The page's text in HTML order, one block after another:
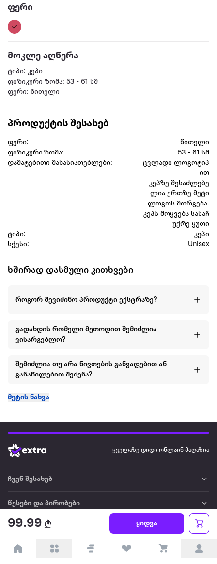
ფერი
მოკლე აღწერა
ტიპი: კეპი
ფიზიკური ზომა: 53 - 61 სმ
ფერი: წითელი
99.99 ყიდვა
პროდუქტის შესახებ
ფერი:
წითელი
ფიზიკური ზომა:
53 - 61 სმ
დამატებითი მახასიათებლები:
ცვლადი ლოგოტიპ
ით
კეპზე შესაძლებე
ლია ერთზე მეტი
ლოგოს მორგება.
კეპს მოყვება სასაჩ
უქრე ყუთი
ტიპი:
კეპი
სქესი:
Unisex
ხშირად დასმული კითხვები
როგორ შევიძინო პროდუქტი ექსტრაზე?
გადახდის რომელი მეთოდით შემიძლია
ვისარგებლო?
შემიძლია თუ არა ნივთების განვადებით ან
განაწილებით შეძენა?
მეტის ნახვა
ყველაზე დიდი ონლაინ მაღაზია
ჩვენ შესახებ
წესები და პირობები
პარტნიორებისთვის
ტრენდული